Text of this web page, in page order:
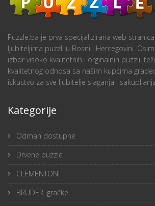
Puzzle.ba je prva specijalizirana web
ljubiteljima puzzli u Bosni i Hercegovini.
izbor visoko kvalitetnih i orginalnih puzzli,
kvalitetnog odnosa sa našim kupcima
iskustvo za sve ljubitelje slaganja i
Kategorije
Odmah dostupne
Drvene puzzle
CLEMENTONI
BRUDER igračke